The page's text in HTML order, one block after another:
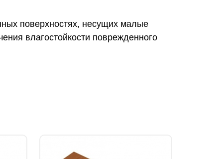
поверхностях, несущих малые
влагостойкости поврежденного